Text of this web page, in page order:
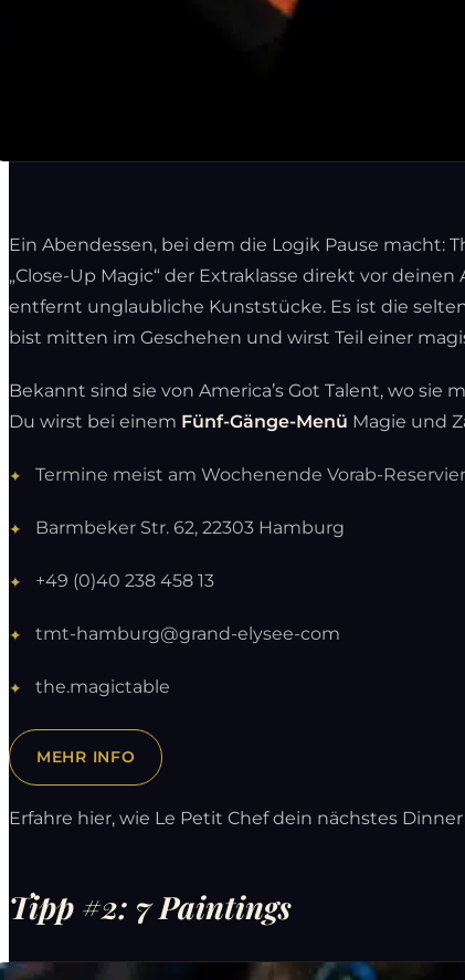
Ein Abendessen, bei dem die Logik Pause macht:
„Close-Up Magic“ der Extraklasse direkt vor
entfernt unglaubliche Kunststücke. Es ist die
bist mitten im Geschehen und wirst Teil einer
Bekannt sind sie von America’s Got Talent, wo
Du wirst bei einem Fünf-Gänge-Menü Magie und
Termine meist am Wochenende Vorab-
Barmbeker Str. 62, 22303 Hamburg
+49 (0)40 238 458 13
tmt-hamburg@grand-elysee-com
the.magictable
MEHR INFO
Erfahre hier, wie Le Petit Chef dein nächstes
Tipp #2: 7 Paintings